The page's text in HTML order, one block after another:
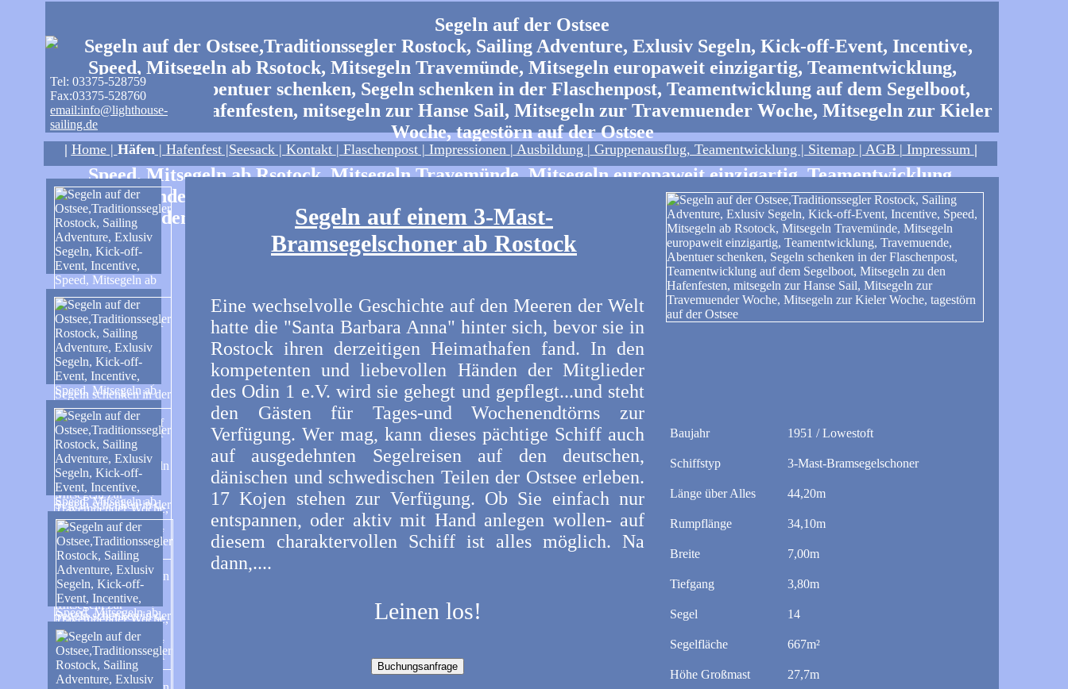
Tel: 03375-528759
Fax:03375-528760
email:info@lighthouse-
sailing.de
Segeln auf der Ostsee
| Home| Häfen| Hafenfest|Seesack | Kontakt | Flaschenpost| Impressionen | Ausbildung | Gruppenausflug, Teamentwicklung | Sitemap| AGB | Impressum |
Segeln auf einem 3-Mast-
Bramsegelschoner ab Rostock
Baujahr 1951 / Lowestoft
Schiffstyp 3-Mast-Bramsegelschoner
Länge über Alles 44,20m
Rumpflänge 34,10m
Breite 7,00m
Tiefgang 3,80m
Segel 14
Segelfläche 667m²
Höhe Großmast
27,7m
Eine wechselvolle Geschichte auf den Meeren der Welt
hatte die "Santa Barbara Anna" hinter sich, bevor sie in
Rostock ihren derzeitigen Heimathafen fand. In den
kompetenten und liebevollen Händen der Mitglieder
des Odin 1 e.V. wird sie gehegt und gepflegt...und steht
den Gästen für Tages-und Wochenendtörns zur
Verfügung. Wer mag, kann dieses pächtige Schiff auch
auf ausgedehnten Segelreisen auf den deutschen,
dänischen und schwedischen Teilen der Ostsee erleben.
17 Kojen stehen zur Verfügung. Ob Sie einfach nur
entspannen, oder aktiv mit Hand anlegen wollen- auf
diesem charaktervollen Schiff ist alles möglich. Na
dann,....
Leinen los!